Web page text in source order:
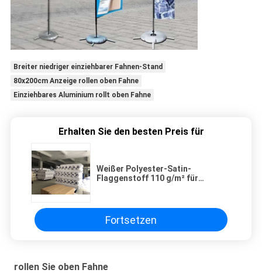
Breiter niedriger einziehbarer Fahnen-Stand
80x200cm Anzeige rollen oben Fahne
Einziehbares Aluminium rollt oben Fahne
Erhalten Sie den besten Preis für
Weißer Polyester-Satin-
Flaggenstoff 110 g/m² für
Swooper-Flagge
Fortsetzen
rollen Sie oben Fahne